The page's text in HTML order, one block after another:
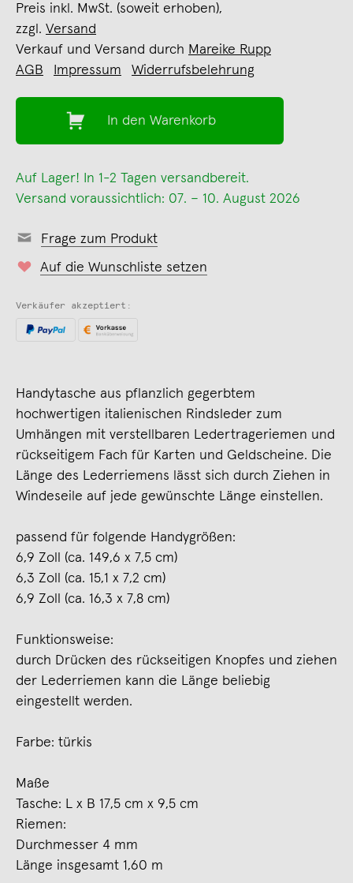
Preis inkl. MwSt. (soweit erhoben),
zzgl. Versand
Verkauf und Versand durch Mareike Rupp
AGB
Impressum Widerrufsbelehrung
In den Warenkorb
Auf Lager! In 1-2 Tagen versandbereit.
Versand voraussichtlich: 07. – 10. August 2026
Frage zum Produkt
Auf die Wunschliste setzen
Verkäufer akzeptiert:
Handytasche aus pflanzlich gegerbtem
hochwertigen italienischen Rindsleder zum
Umhängen mit verstellbaren Ledertrageriemen und
rückseitigem Fach für Karten und Geldscheine. Die
Länge des Lederriemens lässt sich durch Ziehen in
Windeseile auf jede gewünschte Länge einstellen.
passend für folgende Handygrößen:
6,9 Zoll (ca. 149,6 x 7,5 cm)
6,3 Zoll (ca. 15,1 x 7,2 cm)
6,9 Zoll (ca. 16,3 x 7,8 cm)
Funktionsweise:
durch Drücken des rückseitigen Knopfes und ziehen
der Lederriemen kann die Länge beliebig
eingestellt werden.
Farbe: türkis
Maße
Tasche: L x B 17,5 cm x 9,5 cm
Riemen:
Durchmesser 4 mm
Länge insgesamt 1,60 m